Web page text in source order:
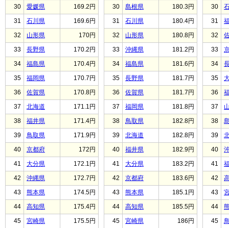
30
愛媛県
169.2円
31
石川県
169.6円
32
山形県
170円
33
長野県
170.2円
34
福島県
170.4円
35
福岡県
170.7円
36
佐賀県
170.8円
37
北海道
171.1円
38
福井県
171.4円
39
鳥取県
171.9円
40
京都府
172円
41
大分県
172.1円
42
沖縄県
172.7円
43
熊本県
174.5円
44
高知県
175.4円
45
宮崎県 175.5円
30
島根県
180.3円
31
石川県
180.4円
32
山形県
180.8円
33
沖縄県
181.2円
34
福島県
181.6円
35
長野県
181.7円
36
佐賀県
181.7円
37
福岡県
181.8円
38
鳥取県
182.8円
39
北海道
182.8円
40
福井県
182.9円
41
大分県
183.2円
42
京都府
183.6円
43
熊本県
185.1円
44
高知県
185.5円
45
宮崎県 186円
30
31
32
33
34
35
36
37
38
39
40
41
42
43
44
45